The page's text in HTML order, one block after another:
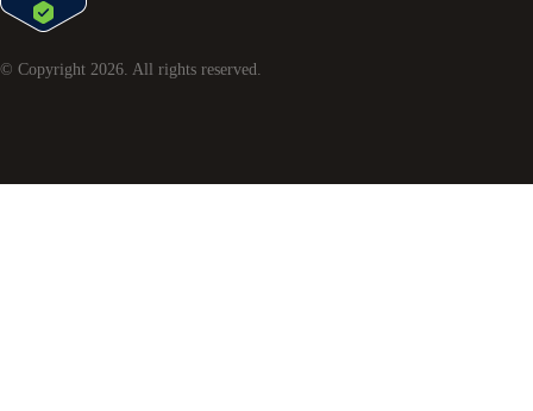
© Copyright 2026. All rights reserved.